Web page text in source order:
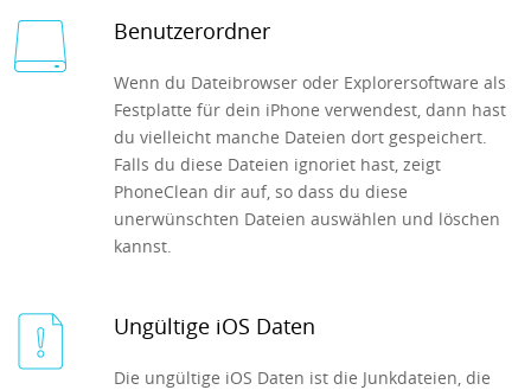
Benutzerordner
Wenn du Dateibrowser oder Explorersoftware als
Festplatte für dein iPhone verwendest, dann hast
du vielleicht manche Dateien dort gespeichert.
Falls du diese Dateien ignoriet hast, zeigt
PhoneClean dir auf, so dass du diese
unerwünschten Dateien auswählen und löschen
kannst.
Ungültige iOS Daten
Die ungültige iOS Daten ist die Junkdateien, die